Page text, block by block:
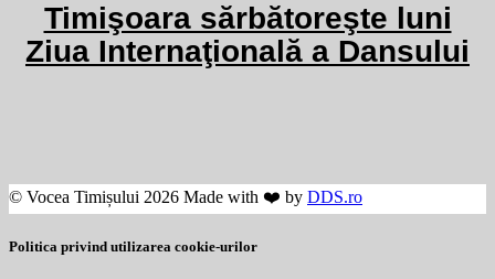
Timişoara sărbătoreşte luni
Ziua Internaţională a Dansului
© Vocea Timișului 2026 Made with ❤️ by DDS.ro
Politica privind utilizarea cookie-urilor